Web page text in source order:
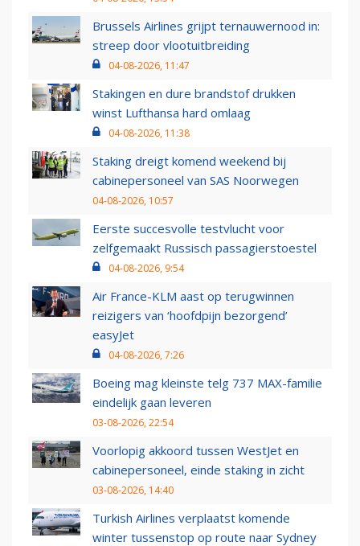
Brussels Airlines grijpt ternauwernood in:
streep door vlootuitbreiding
04-08-2026, 11:47
Stakingen en dure brandstof drukken
winst Lufthansa hard omlaag
04-08-2026, 11:38
Staking dreigt komend weekend bij
cabinepersoneel van SAS Noorwegen
04-08-2026, 10:57
Eerste succesvolle testvlucht voor
zelfgemaakt Russisch passagierstoestel
04-08-2026, 9:54
Air France-KLM aast op terugwinnen
reizigers van ‘hoofdpijn bezorgend’
easyJet
04-08-2026, 7:26
Boeing mag kleinste telg 737 MAX-familie
eindelijk gaan leveren
03-08-2026, 22:54
Voorlopig akkoord tussen WestJet en
cabinepersoneel, einde staking in zicht
03-08-2026, 14:40
Turkish Airlines verplaatst komende
winter tussenstop op route naar Sydney